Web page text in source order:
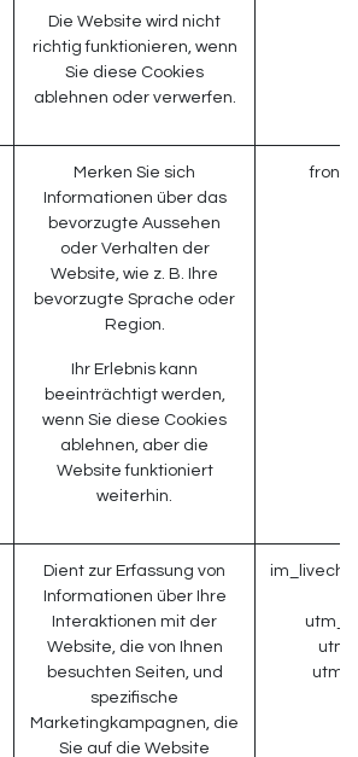
Die Website wird nicht
richtig funktionieren, wenn
Sie diese Cookies
ablehnen oder verwerfen.
Merken Sie sich
Informationen über das
bevorzugte Aussehen
oder Verhalten der
Website, wie z. B. Ihre
bevorzugte Sprache oder
Region.
Ihr Erlebnis kann
beeinträchtigt werden,
wenn Sie diese Cookies
ablehnen, aber die
Website funktioniert
weiterhin.
Dient zur Erfassung von
Informationen über Ihre
Interaktionen mit der
Website, die von Ihnen
besuchten Seiten, und
spezifische
Marketingkampagnen, die
Sie auf die Website